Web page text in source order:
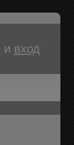
и вход